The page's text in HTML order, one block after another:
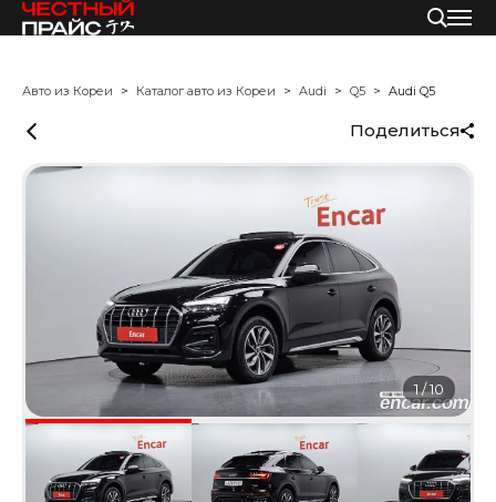
Авто из Кореи Каталог авто из Кореи Audi Q5 Audi Q5
Поделиться
1/10